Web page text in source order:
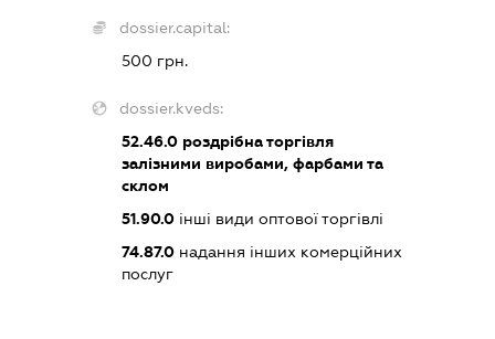
dossier.capital:
500 грн.
dossier.kveds:
52.46.0роздрібна торгівля
залізними виробами, фарбами та
склом
51.90.0інші види оптової торгівлі
74.87.0надання інших комерційних
послуг